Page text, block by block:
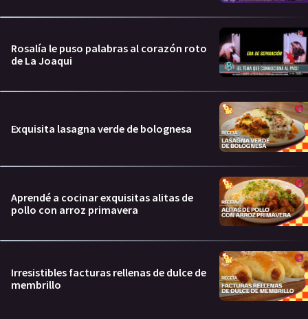
Rosalía le puso palabras al corazón roto
de La Joaqui
Exquisita lasagna verde de bolognesa
Aprendé a cocinar exquisitas alitas de
pollo con arroz primavera
Irresistibles facturas rellenas de dulce de
membrillo